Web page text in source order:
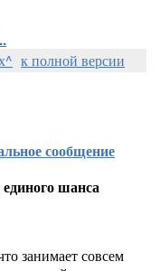
к полной версии
сообщение
шанса
занимает совсем